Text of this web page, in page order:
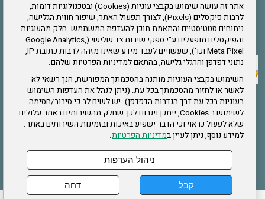
אתר זה עושה שימוש בקבצי עוגיות (Cookies) ובטכנולוגיות דומות,
לרבות פיקסלים (Pixels), לצורך תפעול האתר, שיפור חווית הגלישה,
ניתוחים סטטיסטיים והתאמת תוכן להעדפת המשתמש. חלק מהעוגיות
והפיקסלים מופעלים ע"י ספקי שירות צד שלישי (Google Analytics,
Meta Pixel וכו'), שעשויים לעבד מידע שאינו מזהה לרבות כתובת IP,
נתוני דפדפן והרגלי גלישה, בהתאם למדיניות הפרטיות שלהם.
השימוש בקבצי העוגיות מותנה בהסכמתך המפורשת, הנך רשאי לא
לאשר או לחזור מהסכמתך בכל עת. (ניתן לנהל את העדפות השימוש
בעוגיות בכל עת דרך הגדרות הדפדפן). יש לשים לב כי סירוב/חסימה
לשימוש ב Cookies, ייתכן ויגרום לכך שחלק מהשירותים באתר עלולים
שלא לפעול כראוי וכי הדבר ישפיע באיכות ובזמינות השירותים באתר.
למידע נוסף, ניתן לעיין במדיניות הפרטיות.
קבל דחה
ניהול העדפות
אתר צה"ל
תקנון האתר
שירותים
תעסוקה
בריאות